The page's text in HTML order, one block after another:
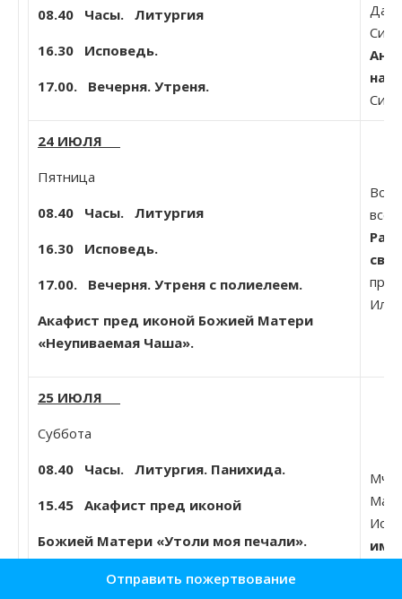
08.40 Часы. Литургия
16.30 Исповедь.
17.00. Вечерня. Утреня.
24 ИЮЛЯ
Пятница
08.40 Часы. Литургия
16.30 Исповедь.
17.00. Вечерня. Утреня с полиелеем.
Акафист пред иконой Божией Матери
«Неупиваемая Чаша».
25 ИЮЛЯ
Суббота
08.40 Часы. Литургия. Панихида.
15.45 Акафист пред иконой
Божией Матери «Утоли моя печали».
16.30 Исповедь.
Мчч.
Отправить пожертвование